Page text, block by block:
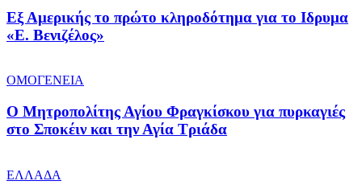
Εξ Αμερικής το πρώτο κληροδότημα για το Ιδρυμα
«Ε. Βενιζέλος»
ΟΜΟΓΕΝΕΙΑ
Ο Μητροπολίτης Αγίου Φραγκίσκου για πυρκαγιές
στο Σποκέιν και την Αγία Τριάδα
ΕΛΛΑΔΑ